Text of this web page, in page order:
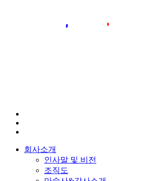
회사소개
인사말 및 비전
조직도